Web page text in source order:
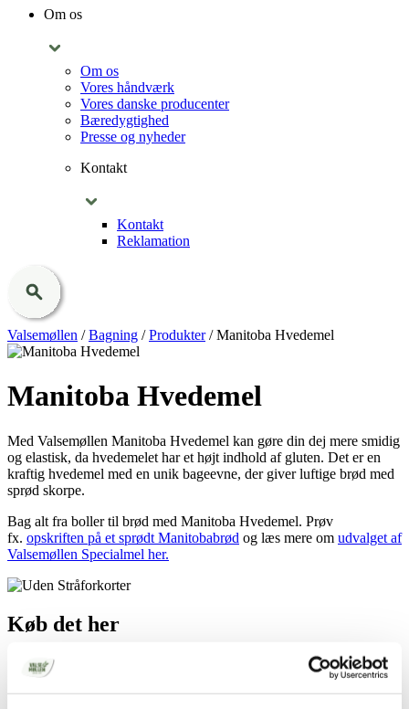
Om os
Om os
Vores håndværk
Vores danske producenter
Bæredygtighed
Presse og nyheder
Kontakt
Kontakt
Reklamation
Valsemøllen /Bagning /Produkter/Manitoba Hvedemel
Manitoba Hvedemel
Med Valsemøllen Manitoba Hvedemel kan gøre din dej mere smidig
og elastisk, da hvedemelet har et højt indhold af gluten. Det er en
kraftig hvedemel med en unik bageevne, der giver luftige brød med
sprød skorpe.
Bag alt fra boller til brød med Manitoba Hvedemel. Prøv
fx. opskriften på et sprødt Manitobabrød og læs mere om udvalget af
Valsemøllen Specialmel her.
Køb det her